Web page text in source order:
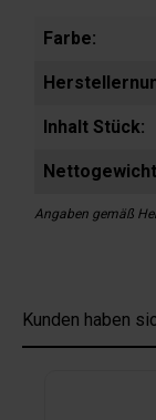
Farbe:
Inhalt Stück:
Angaben gemäß
Kunden haben